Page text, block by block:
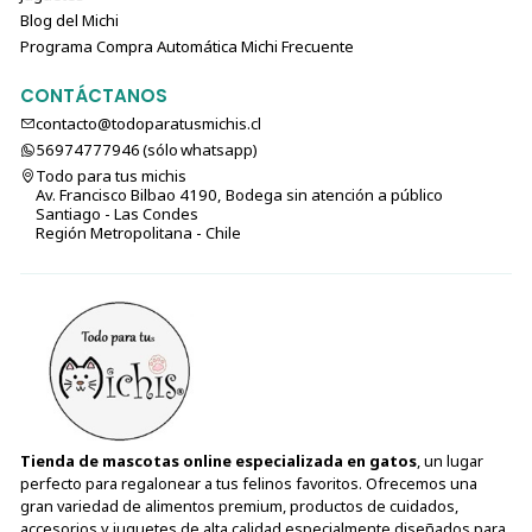
Blog del Michi
Programa Compra Automática Michi Frecuente
CONTÁCTANOS
contacto@todoparatusmichis.cl
56974777946 (sólo⁣⁣⁣⁣⁣​​​​​​​​​​​​​​​ whatsapp)
Todo para tus michis
Av. Francisco Bilbao 4190, Bodega sin atención a público
Santiago - Las Condes
Región Metropolitana - Chile
Tienda de mascotas online especializada en gatos, un lugar
perfecto para regalonear a tus felinos favoritos. Ofrecemos una
gran variedad de alimentos premium, productos de cuidados,